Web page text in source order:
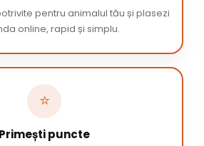
pentru animalul tău și plasezi
online, rapid și simplu.
⭐
Primești puncte